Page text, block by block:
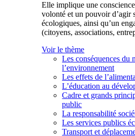
Elle implique une
volonté et un pouvoir d’agir
écologiques, ainsi qu’un
(citoyens, associations,
Voir le thème
Les conséquences du
l’environnement
Les effets de
L’éducation au
Cadre et grands
public
La responsabilité
Les services publics
Transport et